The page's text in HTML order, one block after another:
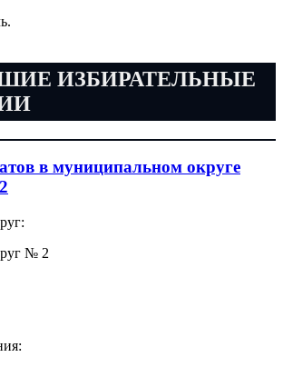
ИЗБИРАТЕЛЬНЫЕ
в муниципальном округе
№ 2